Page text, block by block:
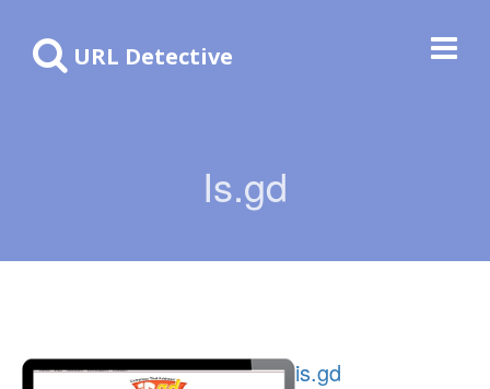
URL Detective
Is.gd
is.gd